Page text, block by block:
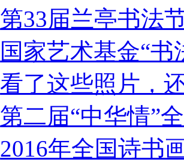
第33届兰亭书法
国家艺术基金“
看了这些照片，
第二届“中华情”
2016年全国诗书